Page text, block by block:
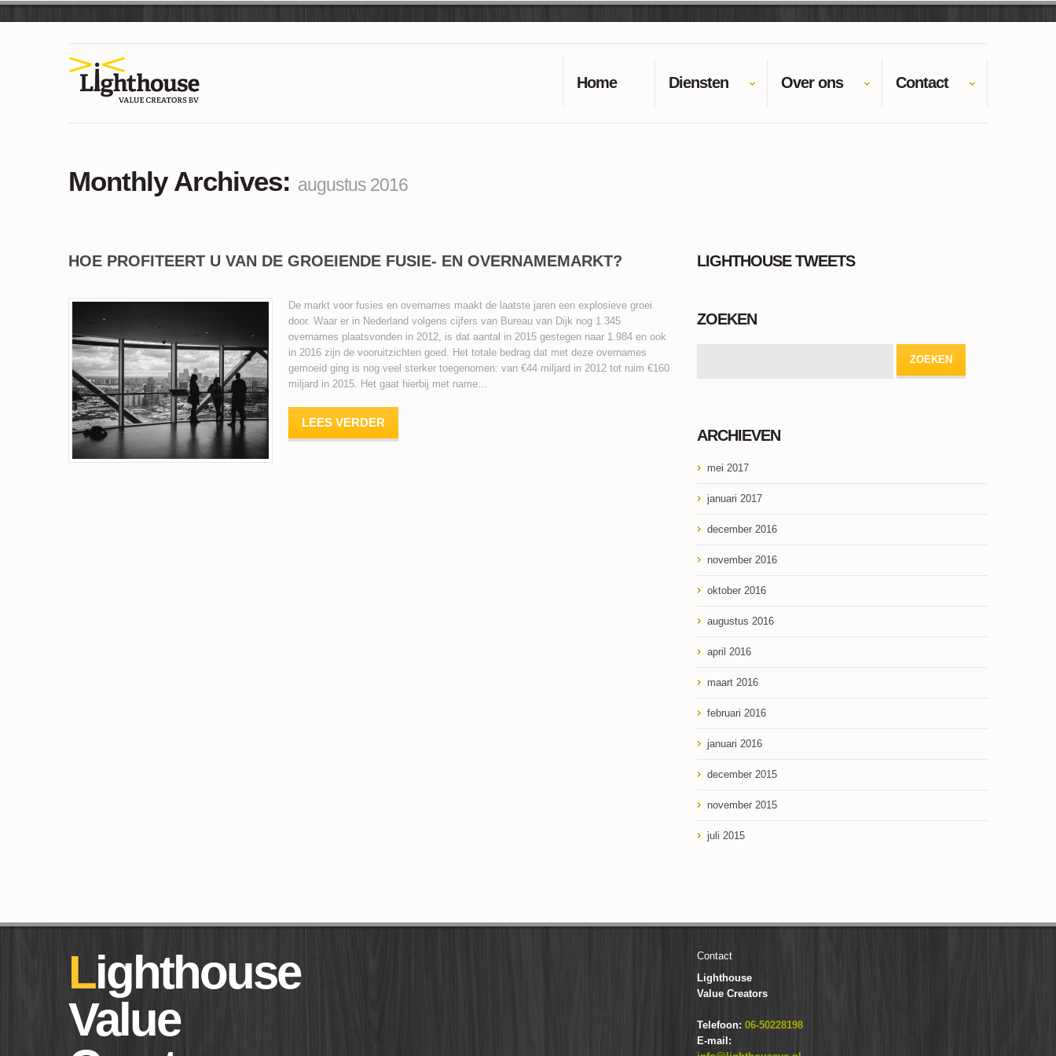
Home Diensten Over ons Contact
Monthly Archives: augustus 2016
HOE PROFITEERT U VAN DE GROEIENDE FUSIE- EN OVERNAMEMARKT?
De markt voor fusies en overnames maakt de laatste jaren een explosieve groei
door. Waar er in Nederland volgens cijfers van Bureau van Dijk nog 1.345
overnames plaatsvonden in 2012, is dat aantal in 2015 gestegen naar 1.984 en ook
in 2016 zijn de vooruitzichten goed. Het totale bedrag dat met deze overnames
gemoeid ging is nog veel sterker toegenomen: van €44 miljard in 2012 tot ruim €160
miljard in 2015. Het gaat hierbij met name...
LEES VERDER
LIGHTHOUSE TWEETS
ZOEKEN
ARCHIEVEN
mei 2017
januari 2017
december 2016
november 2016
oktober 2016
augustus 2016
april 2016
maart 2016
februari 2016
januari 2016
december 2015
november 2015
juli 2015
Lighthouse
Value
Contact
Lighthouse
Value Creators
Telefoon: 06-50228198
E-mail: